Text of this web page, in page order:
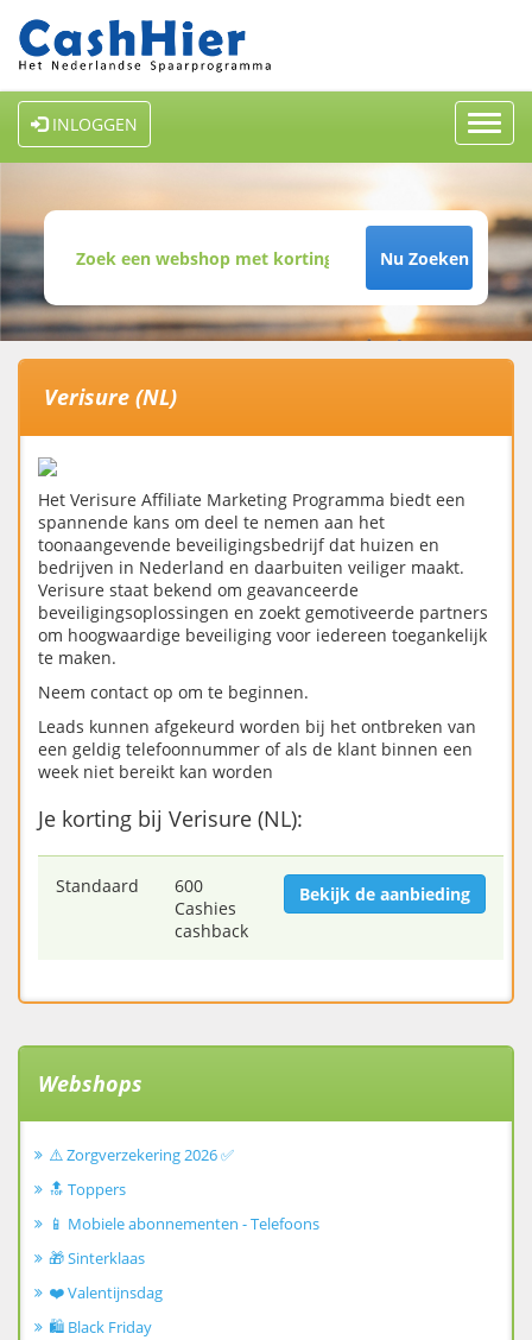
INLOGGEN
Nu Zoeken
Verisure (NL)
Het Verisure Affiliate Marketing Programma biedt een
spannende kans om deel te nemen aan het
toonaangevende beveiligingsbedrijf dat huizen en
bedrijven in Nederland en daarbuiten veiliger maakt.
Verisure staat bekend om geavanceerde
beveiligingsoplossingen en zoekt gemotiveerde partners
om hoogwaardige beveiliging voor iedereen toegankelijk
te maken.
Neem contact op om te beginnen.
Leads kunnen afgekeurd worden bij het ontbreken van
een geldig telefoonnummer of als de klant binnen een
week niet bereikt kan worden
Je korting bij Verisure (NL):
Standaard
600
Cashies
cashback
Bekijk de aanbieding
Webshops
⚠️ Zorgverzekering 2026 ✅
🔝 Toppers
📱 Mobiele abonnementen - Telefoons
🎁 Sinterklaas
❤️ Valentijnsdag
🛍️ Black Friday